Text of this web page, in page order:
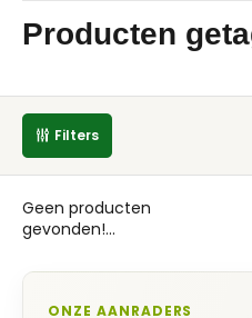
Producten
Filters
Geen producten
gevonden!...
ONZE AANRADERS